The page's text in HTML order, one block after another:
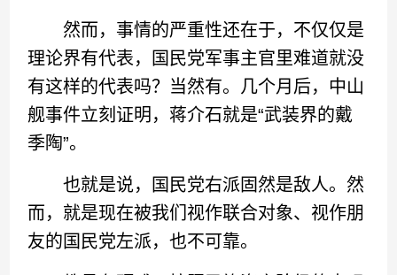
然而，事情的严重性还在于，不仅仅是
理论界有代表，国民党军事主官里难道就没
有这样的代表吗？当然有。几个月后，中山
舰事件立刻证明，蒋介石就是“武装界的戴
季陶”。
也就是说，国民党右派固然是敌人。然
而，就是现在被我们视作联合对象、视作朋
友的国民党左派，也不可靠。